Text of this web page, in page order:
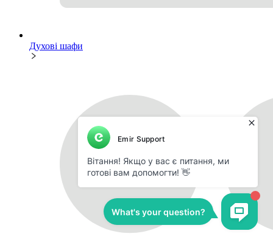
Духові шафи